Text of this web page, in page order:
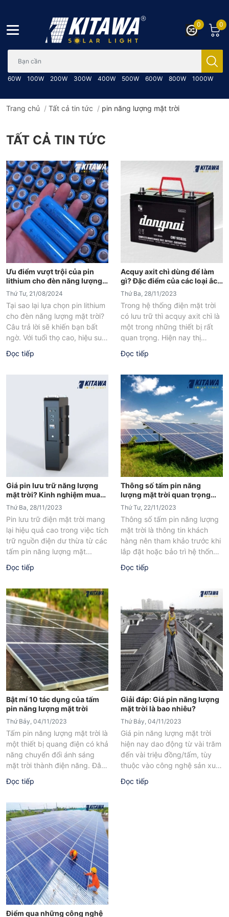
60W 100W 200W 300W 400W 500W 600W 800W 1000W
0
0
Trang chủ / Tất cả tin tức / pin năng lượng mặt trời
TẤT CẢ TIN TỨC
Ưu điểm vượt trội của pin
lithium cho đèn năng lượng
mặt trời
Thứ Tư, 21/08/2024
Tại sao lại lựa chọn pin lithium
cho đèn năng lượng mặt trời?
Câu trả lời sẽ khiến bạn bất
ngờ. Với tuổi thọ cao, hiệu suất
Đọc tiếp
Acquy axit chì dùng để làm
gì? Đặc điểm của các loại ắc
quy chì phổ biến
Thứ Ba, 28/11/2023
Trong hệ thống điện mặt trời
có lưu trữ thì acquy axit chì là
một trong những thiết bị rất
quan trọng. Hiện nay thị
trường...
Đọc tiếp
Giá pin lưu trữ năng lượng
mặt trời? Kinh nghiệm mua
pin lưu trữ
Thứ Ba, 28/11/2023
Pin lưu trữ điện mặt trời mang
lại hiệu quả cao trong việc tích
trữ nguồn điện dư thừa từ các
tấm pin năng lượng mặt...
Đọc tiếp
Thông số tấm pin năng
lượng mặt trời quan trọng
nhất
Thứ Tư, 22/11/2023
Thông số tấm pin năng lượng
mặt trời là thông tin khách
hàng nên tham khảo trước khi
lắp đặt hoặc bảo trì hệ thống
Đọc tiếp
Bật mí 10 tác dụng của tấm
pin năng lượng mặt trời
Thứ Bảy, 04/11/2023
Tấm pin năng lượng mặt trời là
một thiết bị quang điện có khả
năng chuyển đổi ánh sáng
mặt trời thành điện năng. Đây
Đọc tiếp
Giải đáp: Giá pin năng lượng
mặt trời là bao nhiêu?
Thứ Bảy, 04/11/2023
Giá pin năng lượng mặt trời
hiện nay dao động từ vài trăm
đến vài triệu đồng/tấm, tùy
thuộc vào công nghệ sản xuất
và mức...
Đọc tiếp
Điểm qua những công nghệ